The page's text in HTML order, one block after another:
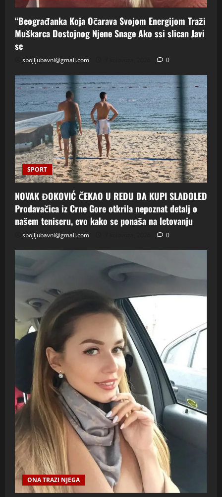
“Beograđanka Koja Očarava Svojom Energijom Traži
Muškarca Dostojnog Njene Snage Ako ssi slican Javi
se
spojljubavni@gmail.com 0
SPORT
NOVAK ĐOKOVIĆ ČEKAO U REDU DA KUPI SLADOLED
Prodavačica iz Crne Gore otkrila nepoznat detalj o
našem teniseru, evo kako se ponaša na letovanju
spojljubavni@gmail.com 0
ONA TRAZI NJEGA